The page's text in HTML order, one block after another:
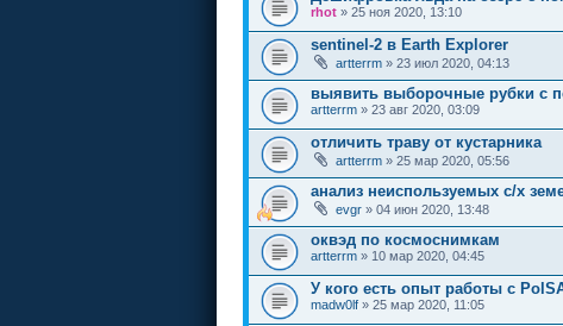
rhot » 25 ноя 2020, 13:10
sentinel-2 в Earth Explorer
artterrm » 23 июл 2020, 04:13
выявить выборочные рубки с
artterrm » 23 авг 2020, 03:09
отличить траву от кустарника
artterrm » 25 мар 2020, 05:56
анализ неиспользуемых с/х
evgr » 04 июн 2020, 13:48
оквэд по космоснимкам
artterrm » 10 мар 2020, 04:45
У кого есть опыт работы с
madw0lf » 25 мар 2020, 11:05